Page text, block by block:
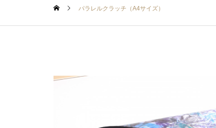
パラレルクラッチ（A4サイズ）